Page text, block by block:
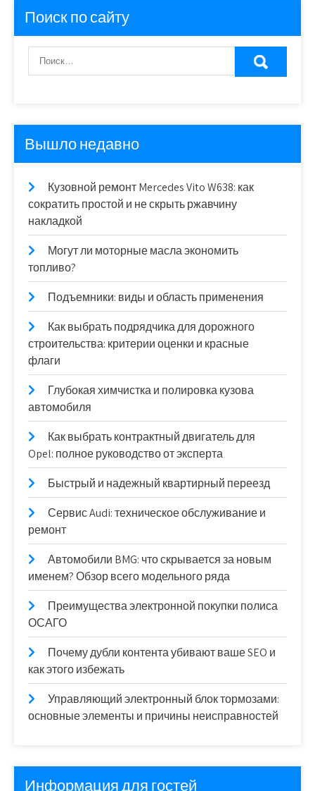
Поиск по сайту
Вышло недавно
Кузовной ремонт Mercedes Vito W638: как
сократить простой и не скрыть ржавчину
накладкой
Могут ли моторные масла экономить
топливо?
Подъемники: виды и область применения
Как выбрать подрядчика для дорожного
строительства: критерии оценки и красные
флаги
Глубокая химчистка и полировка кузова
автомобиля
Как выбрать контрактный двигатель для
Opel: полное руководство от эксперта
Быстрый и надежный квартирный переезд
Сервис Audi: техническое обслуживание и
ремонт
Автомобили BMG: что скрывается за новым
именем? Обзор всего модельного ряда
Преимущества электронной покупки полиса
ОСАГО
Почему дубли контента убивают ваше SEO и
как этого избежать
Управляющий электронный блок тормозами:
основные элементы и причины неисправностей
Информация для гостей